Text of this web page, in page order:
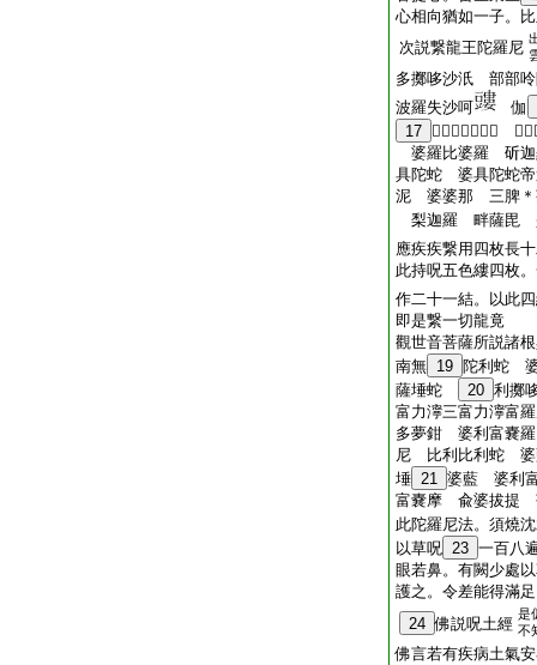
心相向猶如一子。
次説繋龍王陀羅尼
多擲哆沙汦 部部
波羅失沙呵
伽
17
𧯞茂羅伽羅摩伽 羅
婆羅比婆羅 斫
具陀蛇 婆具陀蛇
泥 婆婆那 三脾＊
梨迦羅 畔薩毘
應疾疾繋用四枚長
此持呪五色縷四枚
作二十一結。以此
即是繋一切龍竟
觀世音菩薩所説諸
南無 19 陀利蛇
薩埵蛇
20 利擲
富力濘三富力濘富
多夢鉗 婆利富嚢
尼 比利比利蛇
埵 21 婆藍 婆利
富嚢摩 兪婆拔提
此陀羅尼法。須燒
以草呪 23 一百八
眼若鼻。有闕少處
護之。令差能得滿足
24 佛説呪土經
是
不
佛言若有疾病土氣